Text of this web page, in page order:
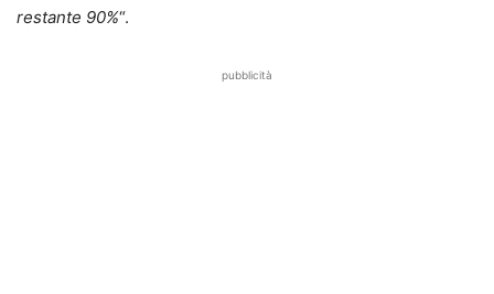
restante 90%“.
pubblicità